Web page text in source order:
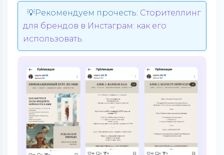
💡Рекомендуем прочесть: Сторителлинг
для брендов в Инстаграм: как его
использовать.